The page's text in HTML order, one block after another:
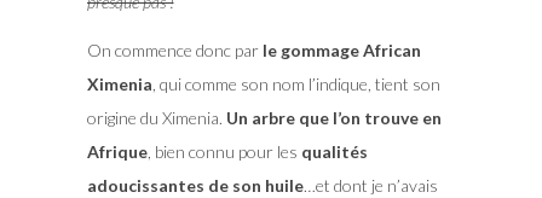
On commence donc parle gommage African
Ximenia, qui comme son nom l’indique, tient son
origine du Ximenia. Un arbre que l’on trouve en
Afrique, bien connu pour les qualités
adoucissantes de son huile…et dont je n’avais